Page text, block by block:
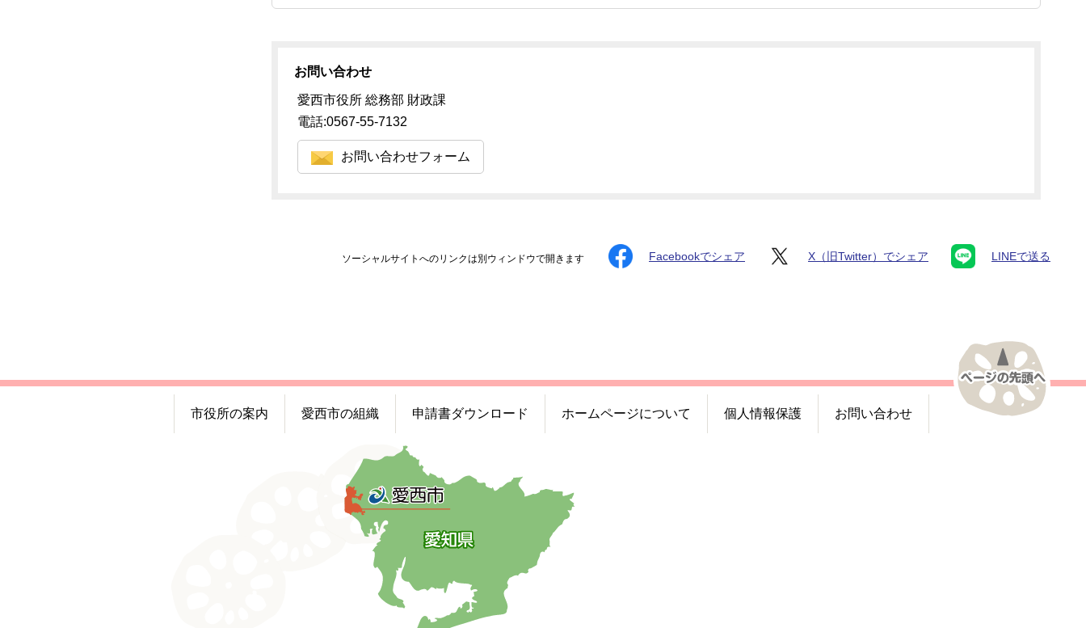
お問い合わせ
愛西市役所 総務部 財政課
電話:0567-55-7132
お問い合わせフォーム
ソーシャルサイトへのリンクは別ウィンドウで開きます Facebookでシェア X（旧Twitter）でシェア LINEで送る
市役所の案内 愛西市の組織 申請書ダウンロード ホームページについて 個人情報保護 お問い合わせ